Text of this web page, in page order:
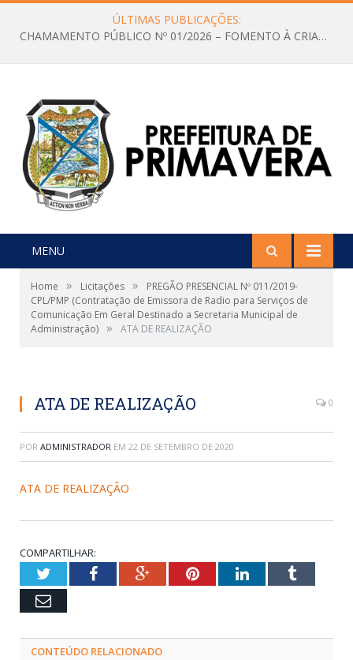
ÚLTIMAS PUBLICAÇÕES:
CHAMAMENTO PÚBLICO Nº 01/2026 – FOMENTO À CRIAÇÃO E A CIRCULAÇÃO DE PRODUÇÕES CULTURAIS – Aldir Blanc
MENU
Home » Licitações »
PREGÃO PRESENCIAL Nº 011/2019-
CPL/PMP (Contratação de Emissora de Radio para Serviços de
Comunicação Em Geral Destinado a Secretaria Municipal de
Administração) » ATA DE REALIZAÇÃO
ATA DE REALIZAÇÃO 0
POR ADMINISTRADOR EM 22 DE SETEMBRO DE 2020
ATA DE REALIZAÇÃO
COMPARTILHAR:
TwitterFacebookGoogle+PinterestLinkedInTumblr
Email
CONTEÚDO RELACIONADO